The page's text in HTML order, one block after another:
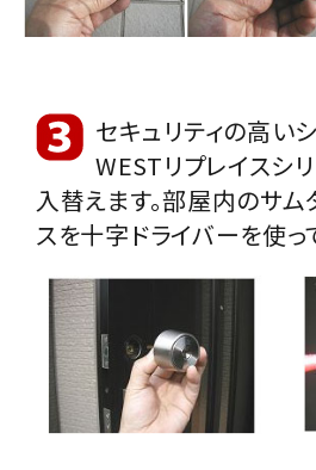
セキュリティの高い
WESTリプレイスシ
入替えます。部屋内のサム
スを十字ドライバーを使っ